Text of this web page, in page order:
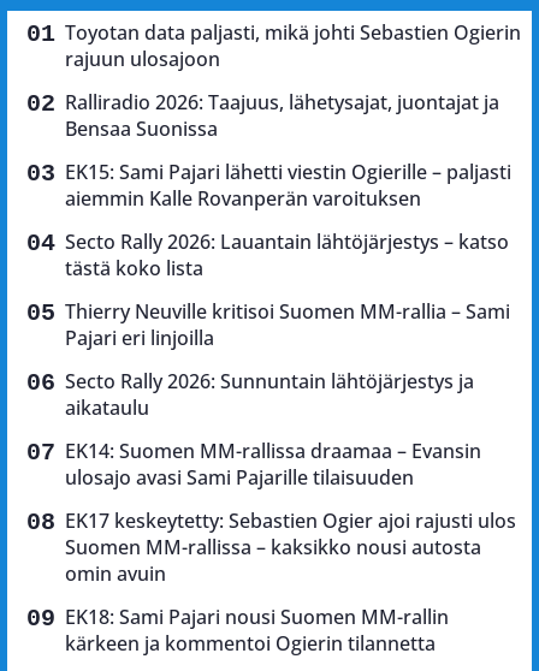
Toyotan data paljasti, mikä johti Sebastien Ogierin
rajuun ulosajoon
Ralliradio 2026: Taajuus, lähetysajat, juontajat ja
Bensaa Suonissa
EK15: Sami Pajari lähetti viestin Ogierille – paljasti
aiemmin Kalle Rovanperän varoituksen
Secto Rally 2026: Lauantain lähtöjärjestys – katso
tästä koko lista
Thierry Neuville kritisoi Suomen MM-rallia – Sami
Pajari eri linjoilla
Secto Rally 2026: Sunnuntain lähtöjärjestys ja
aikataulu
EK14: Suomen MM-rallissa draamaa – Evansin
ulosajo avasi Sami Pajarille tilaisuuden
EK17 keskeytetty: Sebastien Ogier ajoi rajusti ulos
Suomen MM-rallissa – kaksikko nousi autosta
omin avuin
EK18: Sami Pajari nousi Suomen MM-rallin
kärkeen ja kommentoi Ogierin tilannetta